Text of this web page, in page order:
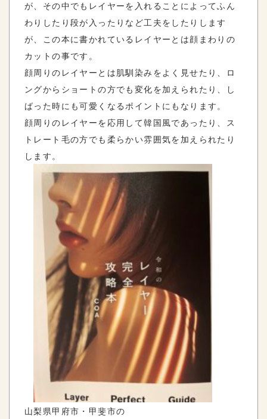
が、その中でもレイヤーを入れることによってふん
わりしたり段が入ったりなど工夫をしたりします
が、この本に書かれているレイヤーとは顔まわりの
カットの事です。
顔周りのレイヤーとは肌馴染みをよく見せたり、ロ
ングからショートの方でも変化を加えられたり、し
ばった時にも可愛くなるポイントにもなります。
顔周りのレイヤーを応用して韓国風であったり、ス
トレート毛の方でも柔らかい雰囲気を加えられたり
します。
山梨県甲府市・甲斐市の